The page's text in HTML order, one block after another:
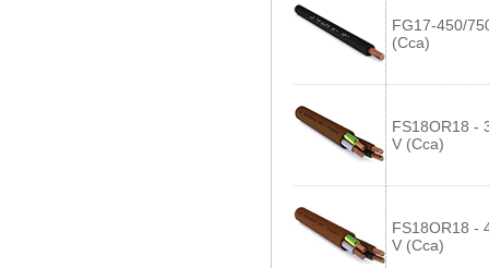
FG17-450/
(Cca)
FS18OR18 -
V (Cca)
FS18OR18 -
V (Cca)